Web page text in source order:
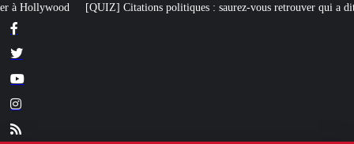
: saurez-vous retrouver qui a dit quoi ? À 97 ans, le cardinal